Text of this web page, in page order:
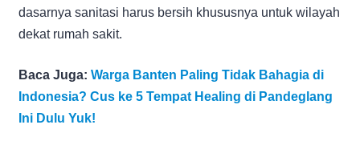
dasarnya sanitasi harus bersih khususnya untuk wilayah
dekat rumah sakit.
Baca Juga: Warga Banten Paling Tidak Bahagia di
Indonesia? Cus ke 5 Tempat Healing di Pandeglang
Ini Dulu Yuk!